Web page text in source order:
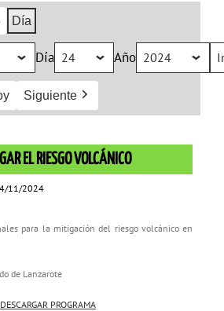
Día
Día Año
Siguiente
EL RIESGO VOLCÁNICO
11/2024
para la mitigación del riesgo volcánico en
de Lanzarote
DESCARGAR PROGRAMA